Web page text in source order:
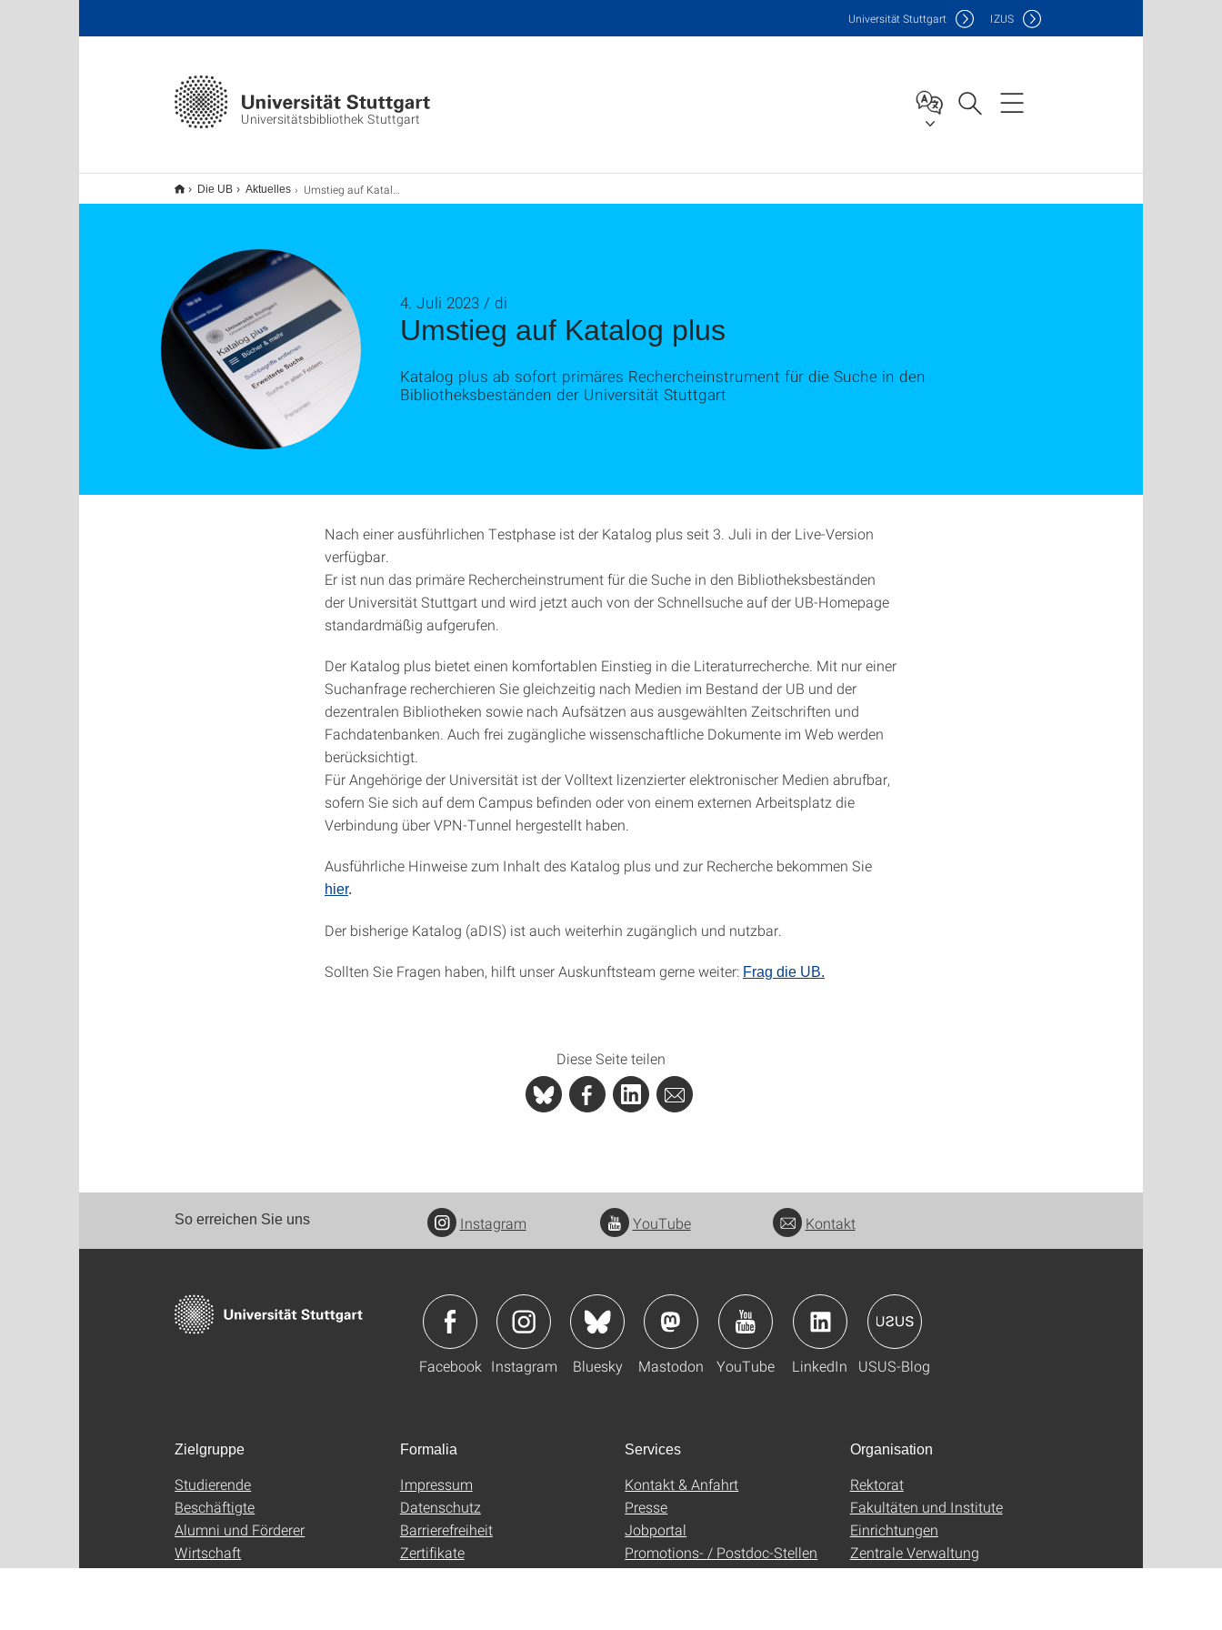
Universitätsbibliothek Stuttgart
Universität Stuttgart IZUS
Die UB Aktuelles Umstieg auf Katalog plus
Umstieg auf Katalog plus
4. Juli 2023 / di
Katalog plus ab sofort primäres Rechercheinstrument für die Suche in den
Bibliotheksbeständen der Universität Stuttgart
Nach einer ausführlichen Testphase ist der Katalog plus seit 3. Juli in der Live-Version
verfügbar.
Er ist nun das primäre Rechercheinstrument für die Suche in den Bibliotheksbeständen
der Universität Stuttgart und wird jetzt auch von der Schnellsuche auf der UB-Homepage
standardmäßig aufgerufen.
Der Katalog plus bietet einen komfortablen Einstieg in die Literaturrecherche. Mit nur einer
Suchanfrage recherchieren Sie gleichzeitig nach Medien im Bestand der UB und der
dezentralen Bibliotheken sowie nach Aufsätzen aus ausgewählten Zeitschriften und
Fachdatenbanken. Auch frei zugängliche wissenschaftliche Dokumente im Web werden
berücksichtigt.
Für Angehörige der Universität ist der Volltext lizenzierter elektronischer Medien abrufbar,
sofern Sie sich auf dem Campus befinden oder von einem externen Arbeitsplatz die
Verbindung über VPN-Tunnel hergestellt haben.
Ausführliche Hinweise zum Inhalt des Katalog plus und zur Recherche bekommen Sie
hier.
Der bisherige Katalog (aDIS) ist auch weiterhin zugänglich und nutzbar.
Sollten Sie Fragen haben, hilft unser Auskunftsteam gerne weiter: Frag die UB.
Diese Seite teilen
So erreichen Sie uns Instagram YouTube Kontakt
Facebook Instagram Bluesky Mastodon YouTube LinkedIn USUS-Blog
Zielgruppe
Studierende
Beschäftigte
Alumni und Förderer
Wirtschaft
Formalia
Impressum
Datenschutz
Barrierefreiheit
Zertifikate
Services
Kontakt & Anfahrt
Presse
Jobportal
Promotions- / Postdoc-Stellen
Organisation
Rektorat
Fakultäten und Institute
Einrichtungen
Zentrale Verwaltung